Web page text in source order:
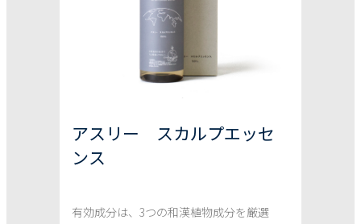
アスリー スカルプエッセ
ンス
有効成分は、3つの和漢植物成分を厳選